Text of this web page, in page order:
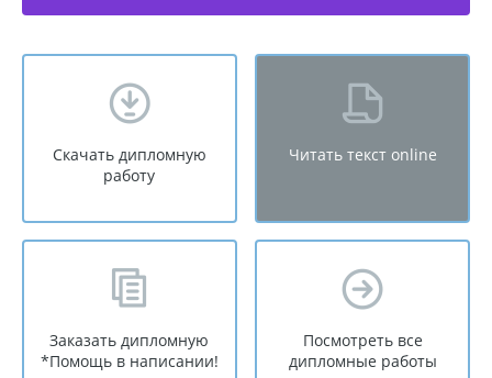
Скачать дипломную
работу
Читать текст online
Заказать дипломную
*Помощь в написании!
Посмотреть все
дипломные работы